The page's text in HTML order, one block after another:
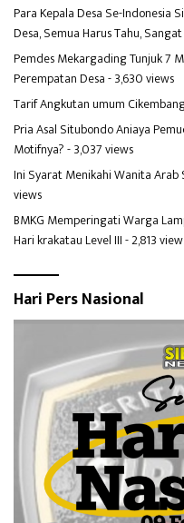
Para Kepala Desa Se-Indonesia
Desa, Semua Harus Tahu,
Pemdes Mekargading Tunjuk 7
Perempatan Desa- 3,630 views
Tarif Angkutan umum
Pria Asal Situbondo Aniaya
Motifnya?- 3,037 views
Ini Syarat Menikahi Wanita
views
BMKG Memperingati Warga
Hari krakatau Level III- 2,813
Hari Pers Nasional